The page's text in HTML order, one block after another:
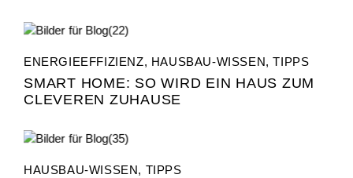
ENERGIEEFFIZIENZ, HAUSBAU-WISSEN,TIPPS
SMART HOME: SO WIRD EIN HAUS ZUM
CLEVEREN ZUHAUSE
HAUSBAU-WISSEN, TIPPS